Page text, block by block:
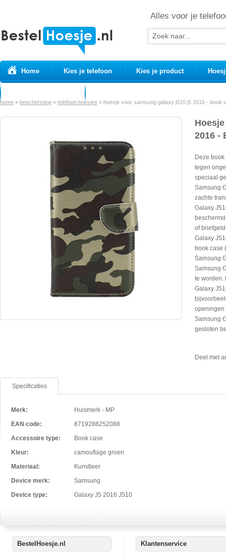
Alles voor je
Home Kies je telefoon Kies je product
home » bescherming » telefoon hoesjes » hoesje voor samsung galaxy j510 j5 2016 - book
2016 -
Deze
tegen
speciaal
Samsung
zachte
Galaxy
of
Galaxy
book case
Samsung
Samsung
te worden.
Galaxy
openingen
Samsung
gesloten
Deel met
Specificaties
Merk:
Huismerk - MP
EAN code:
8719288252088
Accessoire type:
Book case
Kleur:
camouflage groen
Materiaal:
Kunstleer
Device merk:
Samsung
Device type:
Galaxy J5 2016 J510
BestelHoesje.nl Klantenservice